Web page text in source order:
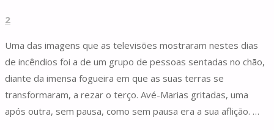
e
os
sinais
dos
tempos"
2
Uma das imagens que as televisões mostraram nestes dias
de incêndios foi a de um grupo de pessoas sentadas no chão,
diante da imensa fogueira em que as suas terras se
transformaram, a rezar o terço. Avé-Marias gritadas, uma
após outra, sem pausa, como sem pausa era a sua aflição. …